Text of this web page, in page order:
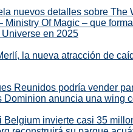
nuevos detalles sobre The
Ministry Of Magic – que
en 2025
la nueva atracción de
Reunidos podría vender
Dominion anuncia una wing
Belgium invierte casi 35